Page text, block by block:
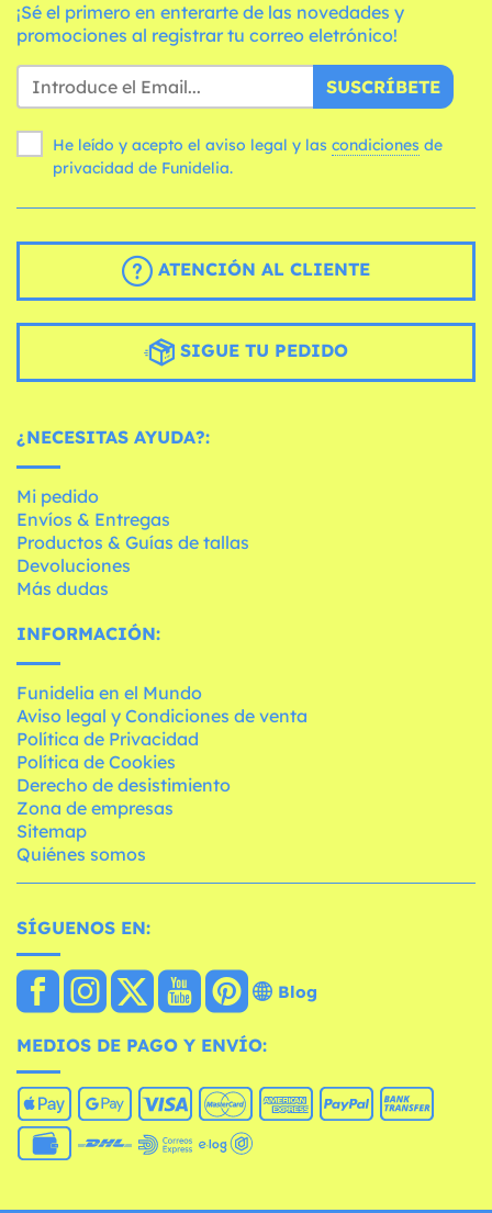
¡Sé el primero en enterarte de las novedades y
promociones al registrar tu correo eletrónico!
SUSCRÍBETE
He leído y acepto el aviso legal y las condiciones
privacidad de Funidelia.
ATENCIÓN AL CLIENTE
SIGUE TU PEDIDO
¿NECESITAS AYUDA?:
Mi pedido
Envíos & Entregas
Productos & Guías de tallas
Devoluciones
Más dudas
INFORMACIÓN:
Funidelia en el Mundo
Aviso legal y Condiciones de venta
Política de Privacidad
Política de Cookies
Derecho de desistimiento
Zona de empresas
Sitemap
Quiénes somos
SÍGUENOS EN:
Blog
MEDIOS DE PAGO Y ENVÍO: